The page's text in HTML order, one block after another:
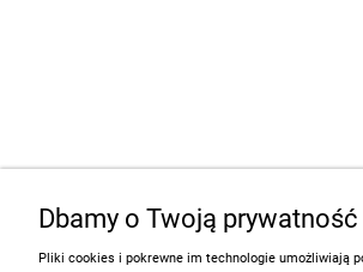
Dbamy o Twoją prywatność
Pliki cookies i pokrewne im technologie umożliwiają